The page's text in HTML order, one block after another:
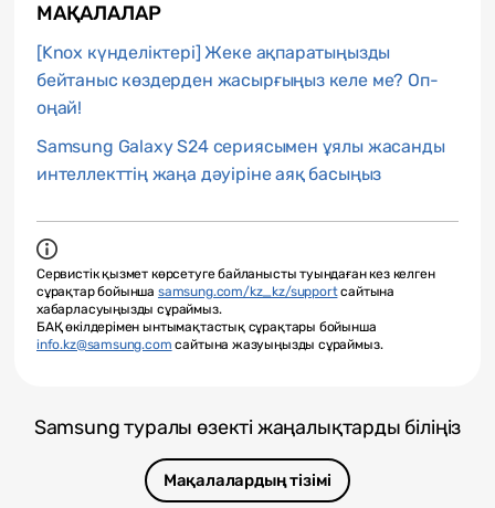
МАҚАЛАЛАР
[Knox күнделіктері] Жеке ақпаратыңызды
бейтаныс көздерден жасырғыңыз келе ме? Оп-
оңай!
Samsung Galaxy S24 сериясымен ұялы жасанды
интеллекттің жаңа дәуіріне аяқ басыңыз
Сервистік қызмет көрсетуге байланысты туындаған кез келген
сұрақтар бойынша samsung.com/kz_kz/supportсайтына
хабарласуыңызды сұраймыз.
БАҚ өкілдерімен ынтымақтастық сұрақтары бойынша
info.kz@samsung.com сайтына жазуыңызды сұраймыз.
Samsung туралы өзекті жаңалықтарды біліңіз
Мақалалардың тізімі